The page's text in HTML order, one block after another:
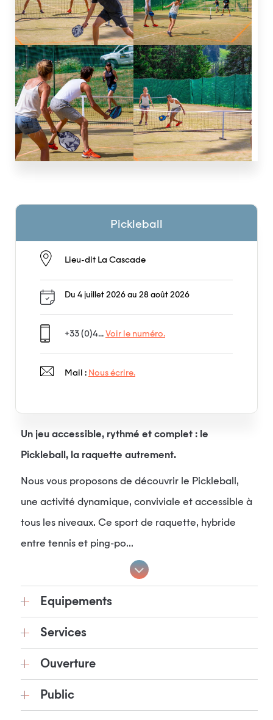
Un jeu accessible, rythmé et complet : le
Pickleball, la raquette autrement.
Nous vous proposons de découvrir le Pickleball,
une activité dynamique, conviviale et accessible à
tous les niveaux. Ce sport de raquette, hybride
entre tennis et ping-po...
Equipements
Services
Ouverture
Public
Pickleball
Lieu-dit La Cascade
Du 4 juillet 2026 au 28 août 2026
+33 (0)4... Voir le numéro.
Mail : Nous écrire.